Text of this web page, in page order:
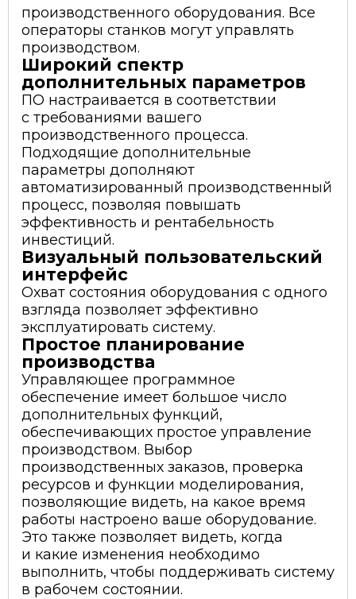
производственного оборудования. Все
операторы станков могут управлять
производством.
Широкий спектр
дополнительных параметров
ПО настраивается в соответствии
с требованиями вашего
производственного процесса.
Подходящие дополнительные
параметры дополняют
автоматизированный производственный
процесс, позволяя повышать
эффективность и рентабельность
инвестиций.
Визуальный пользовательский
интерфейс
Охват состояния оборудования с одного
взгляда позволяет эффективно
эксплуатировать систему.
Простое планирование
производства
Управляющее программное
обеспечение имеет большое число
дополнительных функций,
обеспечивающих простое управление
производством. Выбор
производственных заказов, проверка
ресурсов и функции моделирования,
позволяющие видеть, на какое время
работы настроено ваше оборудование.
Это также позволяет видеть, когда
и какие изменения необходимо
выполнить, чтобы поддерживать систему
в рабочем состоянии.